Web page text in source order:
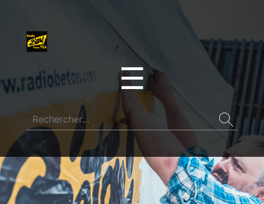
☰